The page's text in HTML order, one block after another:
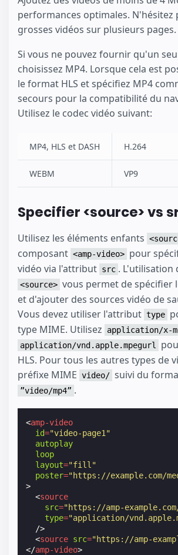
performances optimales. N'hésitez
grosses vidéos sur plusieurs pages.
Si vous ne pouvez fournir qu'un
choisissez MP4. Lorsque cela est
le format HLS et spécifiez MP4
secours pour la compatibilité du
Utilisez le codec vidéo suivant:
MP4, HLS et DASH H.264
WEBM VP9
Specifier <source> vs
Utilisez les éléments enfants
composant <amp-video> pour
vidéo via l'attribut src . L'utilisation
<source> vous permet de spécifier
et d'ajouter des sources vidéo de
Vous devez utiliser l'attribut type
type MIME. Utilisez
application/x-
application/vnd.apple.mpegurl
HLS. Pour tous les autres types de
préfixe MIME video/ suivi du
”video/mp4” .
<amp-video
id="video-page1"
autoplay
loop
layout="fill"
poster="https://example.com/
>
<source
src="https://amp-
type="application/
/>
<source src="https://amp-
</amp-video>